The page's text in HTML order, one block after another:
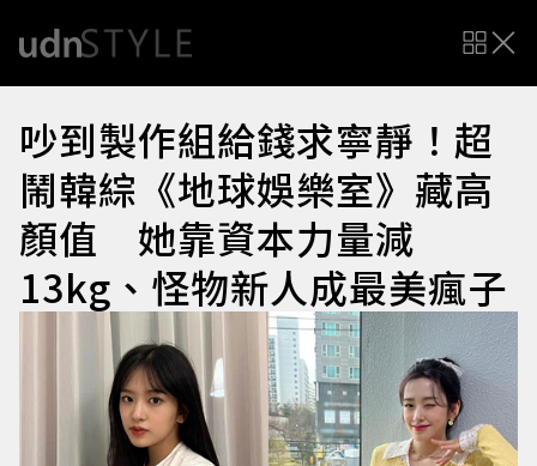
吵到製作組給錢求寧靜！超
鬧韓綜《地球娛樂室》藏高
顏值 她靠資本力量減
13kg、怪物新人成最美瘋子